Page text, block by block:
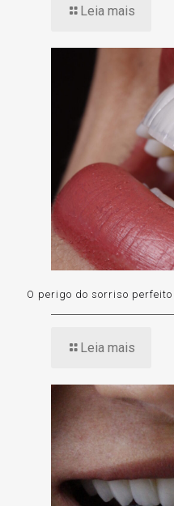
Leia mais
O perigo do sorriso perfeito
Leia mais